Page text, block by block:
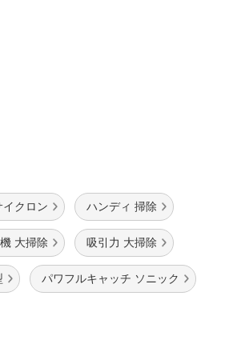
クロン ハンディ 掃除
大掃除 吸引力 大掃除
パワフルキャッチ ソニック